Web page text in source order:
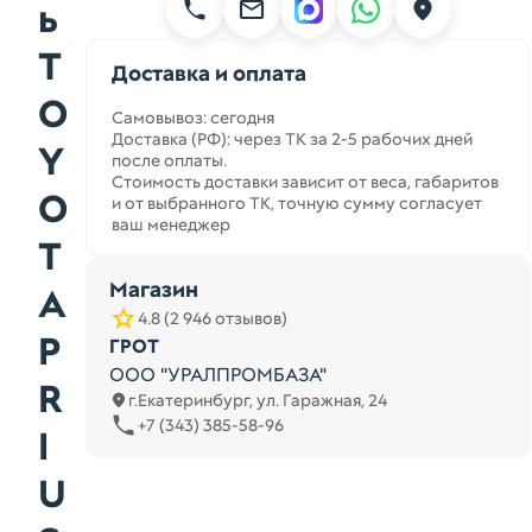
ь
T
O
Y
O
T
A
P
R
I
U
Доставка и оплата
Самовывоз: сегодня
Доставка (РФ): через ТК за 2-5 рабочих дней
после оплаты.
Стоимость доставки зависит от веса, габаритов
и от выбранного ТК, точную сумму согласует
ваш менеджер
Магазин
4.8 (2 946 отзывов)
ГРОТ
ООО "УРАЛПРОМБАЗА"
г.Екатеринбург, ул. Гаражная, 24
+7 (343) 385-58-96